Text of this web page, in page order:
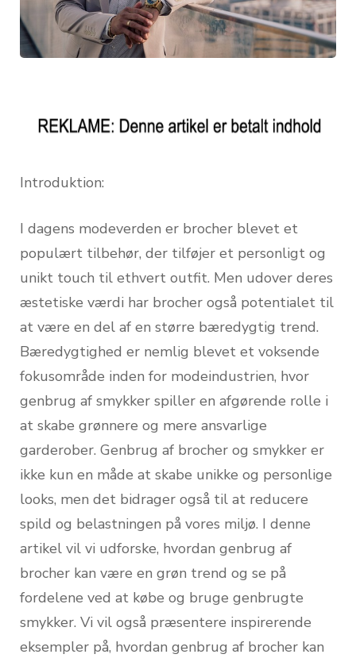
Introduktion:
I dagens modeverden er brocher blevet et
populært tilbehør, der tilføjer et personligt og
unikt touch til ethvert outfit. Men udover deres
æstetiske værdi har brocher også potentialet til
at være en del af en større bæredygtig trend.
Bæredygtighed er nemlig blevet et voksende
fokusområde inden for modeindustrien, hvor
genbrug af smykker spiller en afgørende rolle i
at skabe grønnere og mere ansvarlige
garderober. Genbrug af brocher og smykker er
ikke kun en måde at skabe unikke og personlige
looks, men det bidrager også til at reducere
spild og belastningen på vores miljø. I denne
artikel vil vi udforske, hvordan genbrug af
brocher kan være en grøn trend og se på
fordelene ved at købe og bruge genbrugte
smykker. Vi vil også præsentere inspirerende
eksempler på, hvordan genbrug af brocher kan